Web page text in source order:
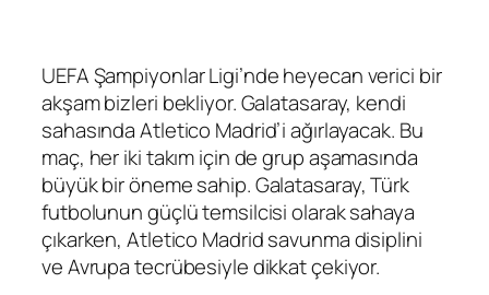
UEFA Şampiyonlar Ligi’nde heyecan verici bir
akşam bizleri bekliyor. Galatasaray, kendi
sahasında Atletico Madrid’i ağırlayacak. Bu
maç, her iki takım için de grup aşamasında
büyük bir öneme sahip. Galatasaray, Türk
futbolunun güçlü temsilcisi olarak sahaya
çıkarken, Atletico Madrid savunma disiplini
ve Avrupa tecrübesiyle dikkat çekiyor.